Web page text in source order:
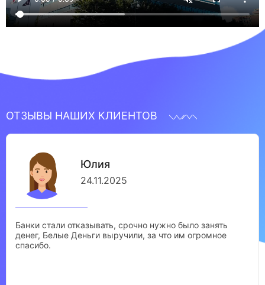
ОТЗЫВЫ НАШИХ КЛИЕНТОВ
Юлия
24.11.2025
Банки стали отказывать, срочно нужно было занять
денег, Белые Деньги выручили, за что им огромное
спасибо.